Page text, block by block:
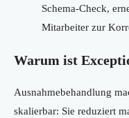
Schema-Check,
Mitarbeiter zur
Warum ist
Ausnahmebehandlung
skalierbar: Sie reduziert